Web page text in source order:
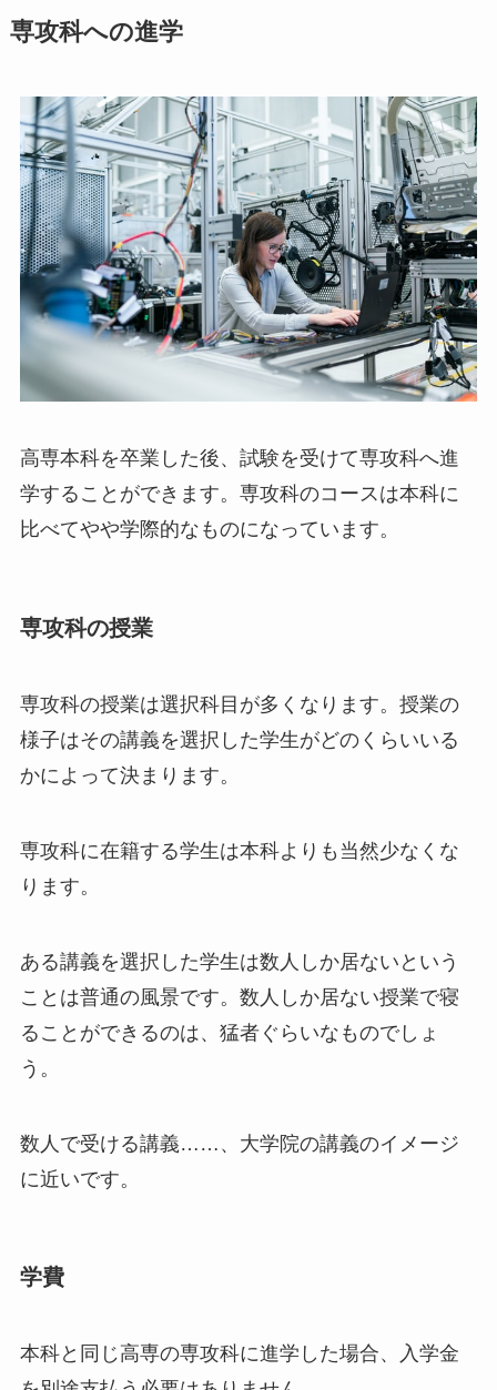
専攻科への進学
高専本科を卒業した後、試験を受けて専攻科へ進
学することができます。専攻科のコースは本科に
比べてやや学際的なものになっています。
専攻科の授業
専攻科の授業は選択科目が多くなります。授業の
様子はその講義を選択した学生がどのくらいいる
かによって決まります。
専攻科に在籍する学生は本科よりも当然少なくな
ります。
ある講義を選択した学生は数人しか居ないという
ことは普通の風景です。数人しか居ない授業で寝
ることができるのは、猛者ぐらいなものでしょ
う。
数人で受ける講義……、 大学院の講義のイメージ
に近いです。
学費
本科と同じ高専の専攻科に進学した場合、入学金